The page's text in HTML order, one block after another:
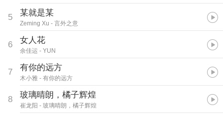
5 某就是某
Zeming Xu - 言外之意
6 女人花
余佳运 - YUN
7 有你的远方
木小雅 - 有你的远方
8 玻璃晴朗，橘子辉煌
崔龙阳 - 玻璃晴朗，橘子辉煌